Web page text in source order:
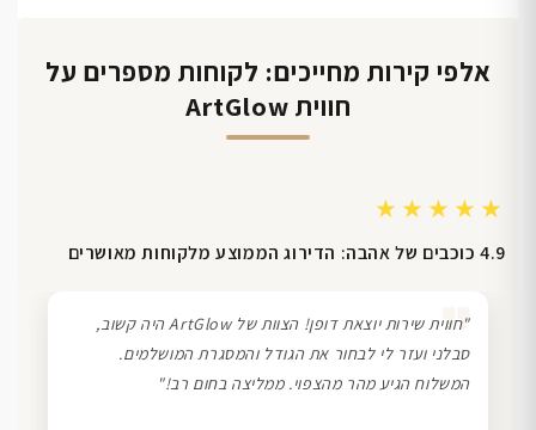
אלפי קירות מחייכים: לקוחות מספרים על
חווית ArtGlow
★★★★★
4.9 כוכבים של אהבה: הדירוג הממוצע מלקוחות מאושרים
❞
"חווית שירות יוצאת דופן! הצוות של ArtGlow היה קשוב,
סבלני ועזר לי לבחור את הגודל והמסגרת המושלמים.
המשלוח הגיע מהר מהצפוי. ממליצה בחום רב!"